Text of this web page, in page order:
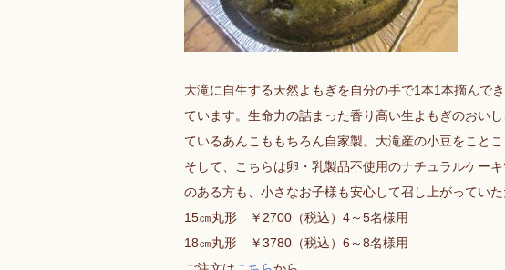
大滝に自生する天然よもぎを自分の手で1本1本摘んで
ています。生命力の詰まった香り高い生よもぎのおい
ているあんこももちろん自家製。大滝産の小豆をことこ
そして、こちらは卵・乳製品不使用のナチュラルケー
のある方も、小さなお子様も安心して召し上がっていた
15㎝丸形 ￥2700（税込）4～5名様用
18㎝丸形 ￥3780（税込）6～8名様用